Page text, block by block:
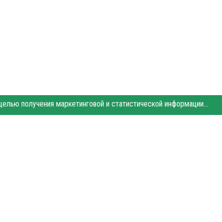
Этот сайт использует «cookies». Также сайт использует интернет-сервис для сбора технических данных касательно посетителей с целью получения маркетинговой и статистической информации. Условия обработки данных посетителей сайта см.